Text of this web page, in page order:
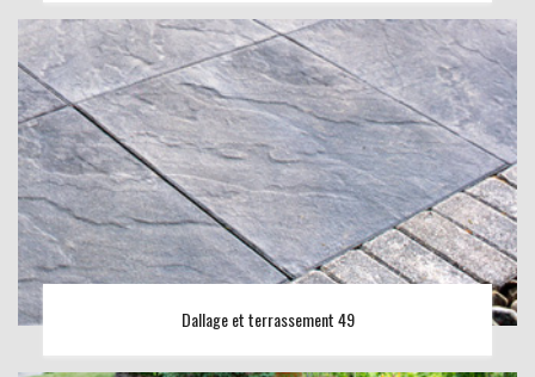
Dallage et terrassement 49